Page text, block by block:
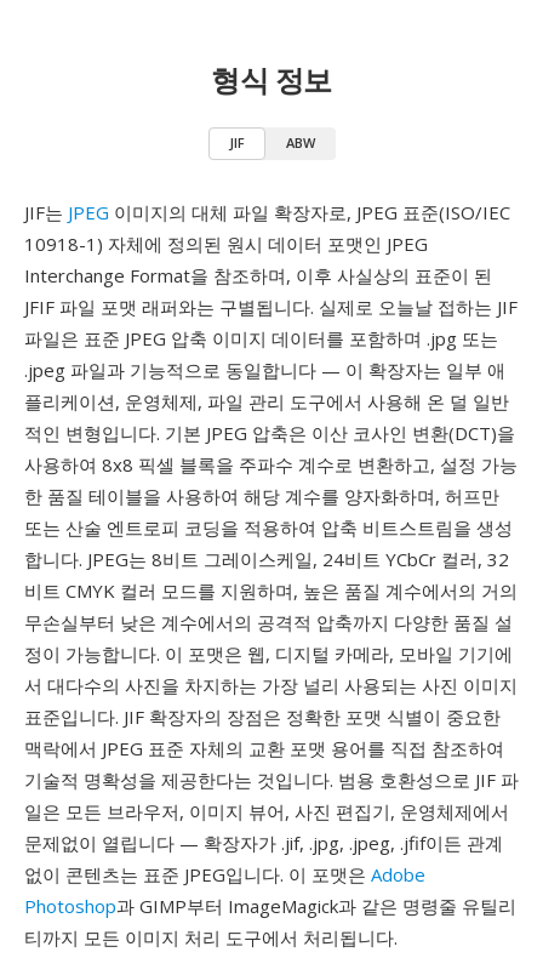
형식 정보
JIF ABW
JIF는 JPEG 이미지의 대체 파일 확장자로, JPEG 표준(ISO/IEC
10918-1) 자체에 정의된 원시 데이터 포맷인 JPEG
Interchange Format을 참조하며, 이후 사실상의 표준이 된
JFIF 파일 포맷 래퍼와는 구별됩니다. 실제로 오늘날 접하는 JIF
파일은 표준 JPEG 압축 이미지 데이터를 포함하며 .jpg 또는
.jpeg 파일과 기능적으로 동일합니다 — 이 확장자는 일부 애
플리케이션, 운영체제, 파일 관리 도구에서 사용해 온 덜 일반
적인 변형입니다. 기본 JPEG 압축은 이산 코사인 변환(DCT)을
사용하여 8x8 픽셀 블록을 주파수 계수로 변환하고, 설정 가능
한 품질 테이블을 사용하여 해당 계수를 양자화하며, 허프만
또는 산술 엔트로피 코딩을 적용하여 압축 비트스트림을 생성
합니다. JPEG는 8비트 그레이스케일, 24비트 YCbCr 컬러, 32
비트 CMYK 컬러 모드를 지원하며, 높은 품질 계수에서의 거의
무손실부터 낮은 계수에서의 공격적 압축까지 다양한 품질 설
정이 가능합니다. 이 포맷은 웹, 디지털 카메라, 모바일 기기에
서 대다수의 사진을 차지하는 가장 널리 사용되는 사진 이미지
표준입니다. JIF 확장자의 장점은 정확한 포맷 식별이 중요한
맥락에서 JPEG 표준 자체의 교환 포맷 용어를 직접 참조하여
기술적 명확성을 제공한다는 것입니다. 범용 호환성으로 JIF 파
일은 모든 브라우저, 이미지 뷰어, 사진 편집기, 운영체제에서
문제없이 열립니다 — 확장자가 .jif, .jpg, .jpeg, .jfif이든 관계
없이 콘텐츠는 표준 JPEG입니다. 이 포맷은 Adobe
Photoshop과 GIMP부터 ImageMagick과 같은 명령줄 유틸리
티까지 모든 이미지 처리 도구에서 처리됩니다.